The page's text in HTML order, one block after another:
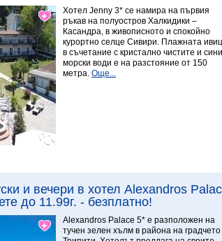
Хотел Jenny 3* се намира на първия
ръкав на полуостров Халкидики –
Касандра, в живописното и спокойно
курортно селце Сивири. Плажната
в съчетание с кристално чистите и сини
морски води е на разстояние от 150
метра. Още...
и вечери в хотел Alexandros
до 11.99г. - безплатно!
Alexandros Palace 5* e разположен на
тучен зелен хълм в района на градчето